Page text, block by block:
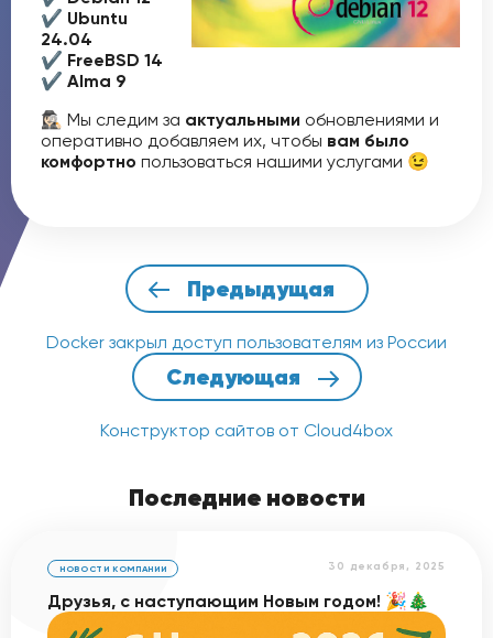
✔️ Ubuntu
24.04
✔️ FreeBSD 14
✔️ Alma 9
🕵🏻‍♀️ Мы следим за актуальными обновлениями и
оперативно добавляем их, чтобы вам было
комфортно пользоваться нашими услугами 😉
Предыдущая
Docker закрыл доступ пользователям из России
Следующая
Конструктор сайтов от Cloud4box
Последние новости
30 декабря, 2025
НОВОСТИ КОМПАНИИ
Друзья, с наступающим Новым годом! 🎉🎄